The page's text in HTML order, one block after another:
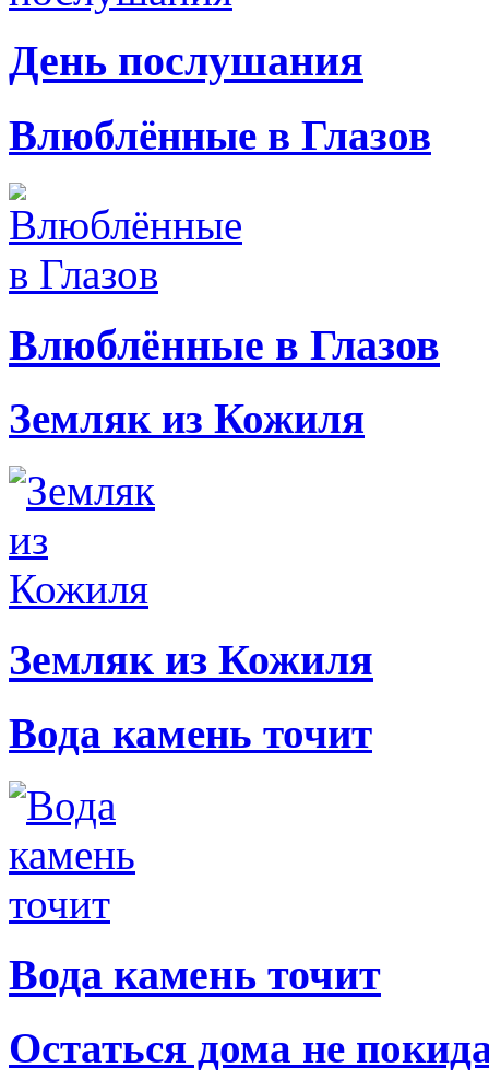
День послушания
Влюблённые в Глазов
Влюблённые в Глазов
Земляк из Кожиля
Земляк из Кожиля
Вода камень точит
Вода камень точит
Остаться дома не